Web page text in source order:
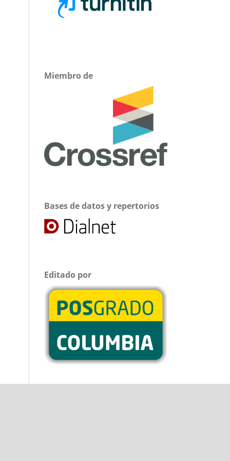
Miembro de
Bases de datos y repertorios
Editado por